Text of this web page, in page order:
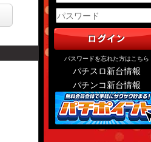
パスワードを忘れた方はこちら
パチスロ新台情報
パチンコ新台情報